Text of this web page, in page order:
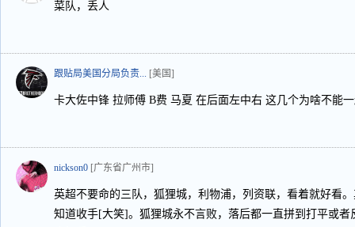
菜队，丢人
跟贴局美国分局负责... [美国]
卡大佐中锋 拉师傅 B费 马夏 在后面左中右 这几个为啥不能
nickson0 [广东省广州市]
英超不要命的三队，狐狸城，利物浦，列资联，看着就好看
知道收手[大笑]。狐狸城永不言败，落后都一直拼到打平或